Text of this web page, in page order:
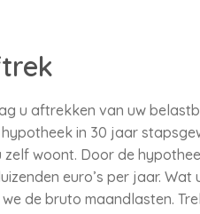
u aftrekken van uw
in 30 jaar
woont. Door de
euro’s per jaar.
de bruto maandlasten.